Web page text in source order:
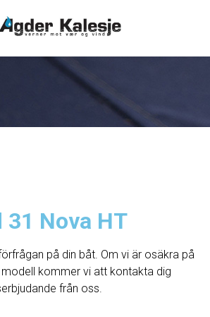
Nova HT
på din båt. Om vi ​​är osäkra på
kommer vi att kontakta dig
från oss.